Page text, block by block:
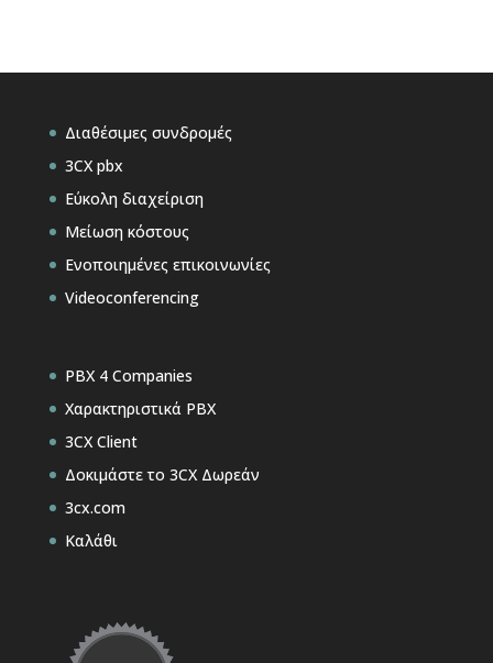
Διαθέσιμες συνδρομές
3CX pbx
Εύκολη διαχείριση
Μείωση κόστους
Ενοποιημένες επικοινωνίες
Videoconferencing
PBX 4 Companies
Χαρακτηριστικά PBX
3CX Client
Δοκιμάστε το 3CX Δωρεάν
3cx.com
Καλάθι